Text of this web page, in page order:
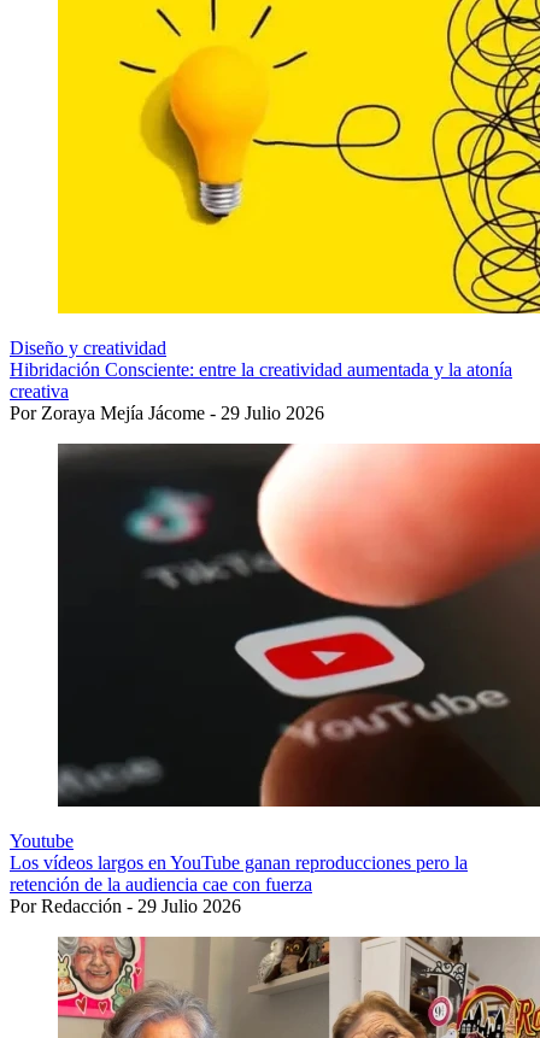
Diseño y creatividad
Hibridación Consciente: entre la creatividad aumentada y la atonía
creativa
Por Zoraya Mejía Jácome - 29 Julio 2026
Youtube
Los vídeos largos en YouTube ganan reproducciones pero la
retención de la audiencia cae con fuerza
Por Redacción - 29 Julio 2026